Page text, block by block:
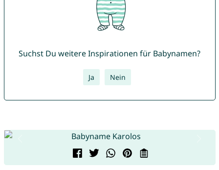
Suchst Du weitere Inspirationen für Babynamen?
Ja Nein